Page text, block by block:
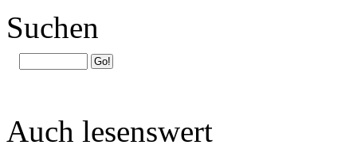
Suchen
Auch lesenswert